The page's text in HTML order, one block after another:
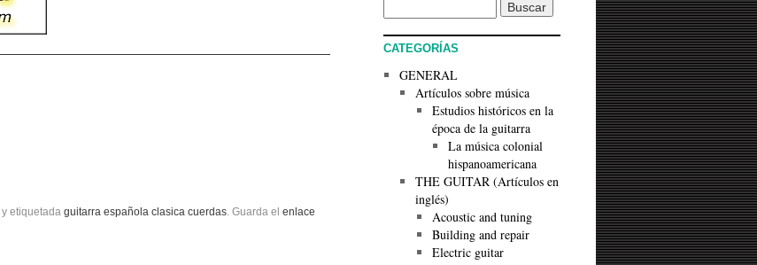
y etiquetada guitarra española clasica cuerdas . Guarda el enlace
CATEGORÍAS
GENERAL
Artículos sobre música
Estudios históricos en la
época de la guitarra
La música colonial
hispanoamericana
THE GUITAR (Artículos en
inglés)
Acoustic and tuning
Building and repair
Electric guitar